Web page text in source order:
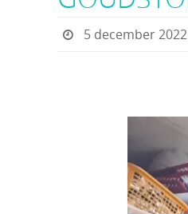
5 december 2022